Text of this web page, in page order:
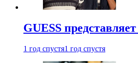
GUESS
1 год спустя1 год спустя